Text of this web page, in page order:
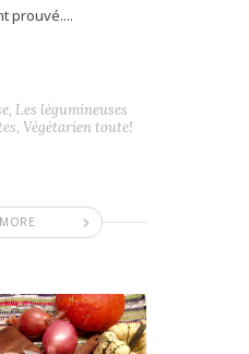
prouvé....
, Les légumineuses
, Végétarien toute!